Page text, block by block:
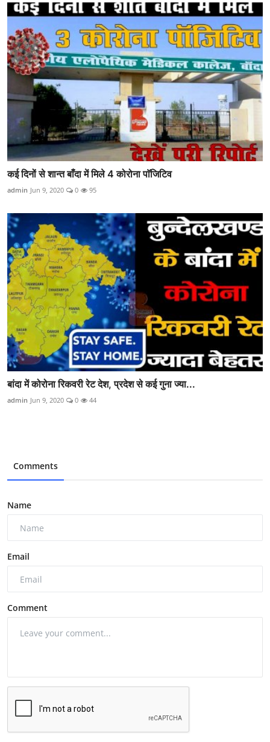
कई दिनों से शान्त बाँदा में मिले 4 कोरोना पाॅजिटिव
admin Jun 9, 2020 0 95
बांदा में कोरोना रिकवरी रेट देश, प्रदेश से कई गुना ज्या...
admin Jun 9, 2020 0 44
Comments
Name
Email
Comment